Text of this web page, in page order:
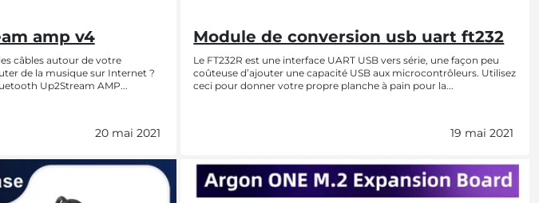
amp v4
câbles autour de votre
de la musique sur Internet ?
Up2Stream AMP...
20 mai 2021
Module de conversion usb uart ft232
Le FT232R est une interface UART USB vers série, une façon peu
coûteuse d’ajouter une capacité USB aux microcontrôleurs. Utilisez
ceci pour donner votre propre planche à pain pour la...
19 mai 2021